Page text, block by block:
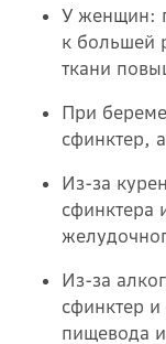
У женщин:
к большей
ткани
При
сфинктер,
Из-за
сфинктера
Из-за
сфинктер
пищевода